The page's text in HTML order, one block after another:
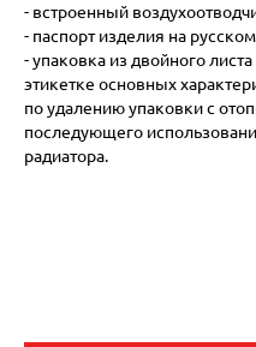
- встроенный
- паспорт изделия на
- упаковка из двойного
этикетке основных
по удалению упаковки с
последующего
радиатора.